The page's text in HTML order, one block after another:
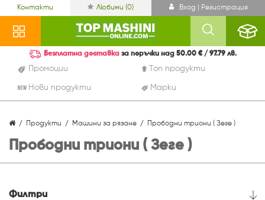
Контакти Любими (0) Вход | Регистрация
Промоции Топ продукти
Нови продукти Марки
Безплатна доставка за поръчки над 50.00 € / 97.79 лв.
Продукти Машини за рязане Прободни триони ( Зеге )
Прободни триони ( Зеге )
Филтри